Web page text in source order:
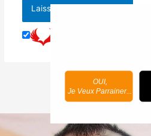
OUI,
Je Veux Parrainer...